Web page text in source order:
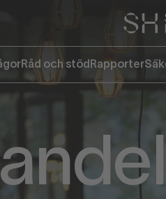
Råd och stöd Rapporter